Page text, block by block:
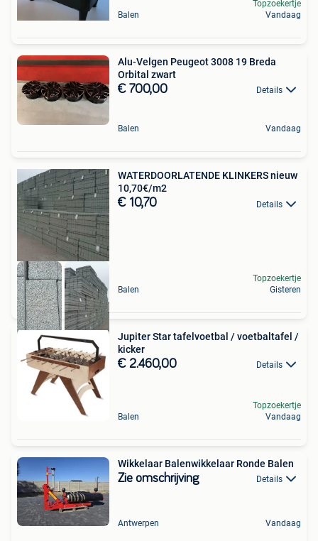
Balen
Topzoekertje
Vandaag
Alu-Velgen Peugeot 3008 19 Breda
Orbital zwart
€ 700,00 Details
Balen Vandaag
WATERDOORLATENDE KLINKERS nieuw
10,70€/m2
€ 10,70 Details
Balen
Topzoekertje
Gisteren
Jupiter Star tafelvoetbal / voetbaltafel /
kicker
€ 2.460,00 Details
Balen
Topzoekertje
Vandaag
Wikkelaar Balenwikkelaar Ronde Balen
Zie omschrijving Details
Antwerpen Vandaag